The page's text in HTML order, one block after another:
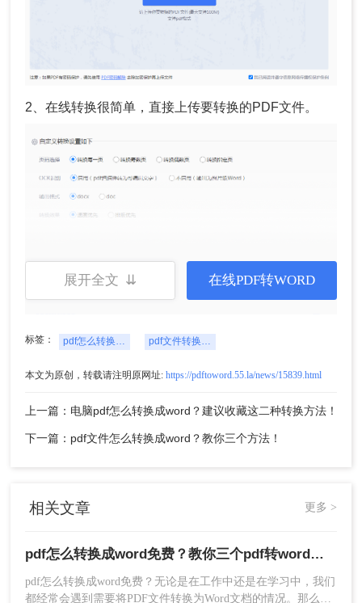
2、在线转换很简单，直接上传要转换的PDF文件。
转换，等待转换结果即可。
优点：转换准确且无限制；可批量转换；功能齐全
展开全文 ⇊ 在线PDF转WORD
标签： pdf怎么转换成word免费 pdf文件转换成word文档
本文为原创，转载请注明原网址: https://pdftoword.55.la/news/15839.html
上一篇：电脑pdf怎么转换成word？建议收藏这二种转换方法！
下一篇：pdf文件怎么转换成word？教你三个方法！
相关文章 更多 >
pdf怎么转换成word免费？教你三个pdf转word方法。
pdf怎么转换成word免费？无论是在工作中还是在学习中，我们
都经常会遇到需要将PDF文件转换为Word文档的情况。那么，